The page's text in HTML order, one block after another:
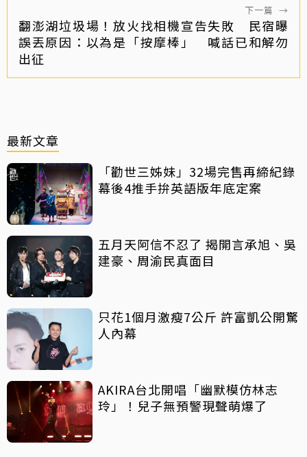
下一篇 →
翻澎湖垃圾場！放火找相機宣告失敗 民宿曝
誤丟原因：以為是「按摩棒」 喊話已和解勿
出征
最新文章
「勸世三姊妹」32場完售再締紀錄
幕後4推手拚英語版年底定案
五月天阿信不忍了 揭開言承旭、吳
建豪、周渝民真面目
只花1個月激瘦7公斤 許富凱公開驚
人內幕
AKIRA台北開唱「幽默模仿林志
玲」！兒子無預警現聲萌爆了